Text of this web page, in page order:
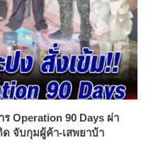
Operation 90 Days ผ่า
จับกุมผู้ค้า-เสพยาบ้า